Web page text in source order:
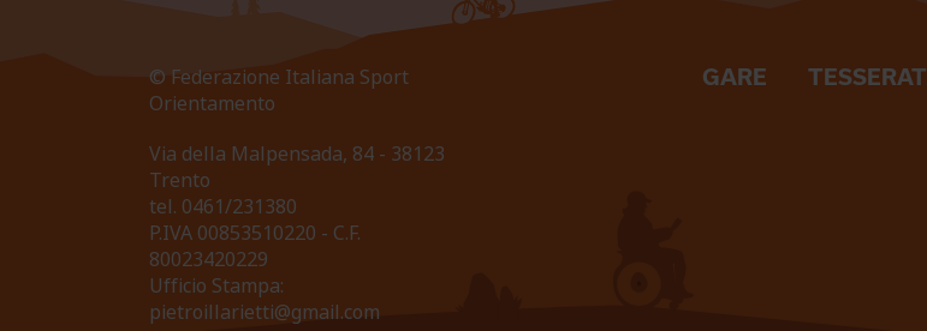
© Federazione Italiana Sport
Orientamento
Via della Malpensada, 84 - 38123
Trento
tel. 0461/231380
P.IVA 00853510220 - C.F.
80023420229
Ufficio Stampa:
pietroillarietti@gmail.com
GARE TESSERATI